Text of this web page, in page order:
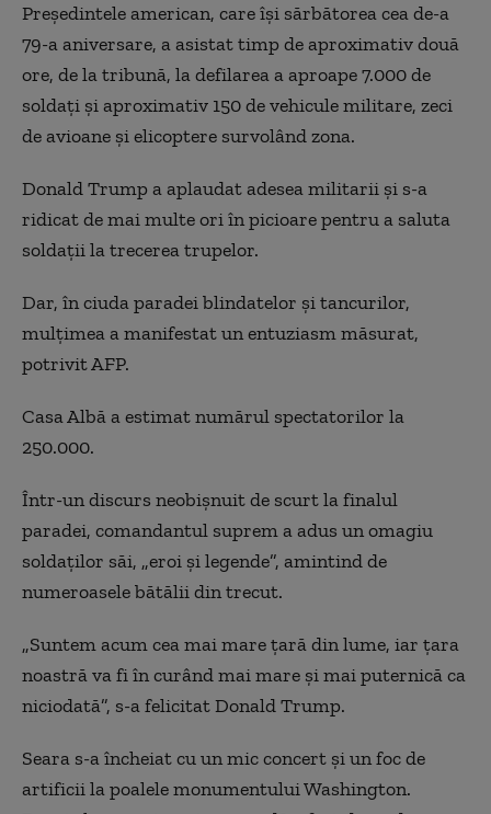
Preşedintele american, care îşi sărbătorea cea de-a
79-a aniversare, a asistat timp de aproximativ două
ore, de la tribună, la defilarea a aproape 7.000 de
soldaţi şi aproximativ 150 de vehicule militare, zeci
de avioane şi elicoptere survolând zona.
Donald Trump a aplaudat adesea militarii şi s-a
ridicat de mai multe ori în picioare pentru a saluta
soldaţii la trecerea trupelor.
Dar, în ciuda paradei blindatelor şi tancurilor,
mulţimea a manifestat un entuziasm măsurat,
potrivit AFP.
Casa Albă a estimat numărul spectatorilor la
250.000.
Într-un discurs neobişnuit de scurt la finalul
paradei, comandantul suprem a adus un omagiu
soldaţilor săi, „eroi şi legende”, amintind de
numeroasele bătălii din trecut.
„Suntem acum cea mai mare ţară din lume, iar ţara
noastră va fi în curând mai mare şi mai puternică ca
niciodată”, s-a felicitat Donald Trump.
Seara s-a încheiat cu un mic concert şi un foc de
artificii la poalele monumentului Washington.